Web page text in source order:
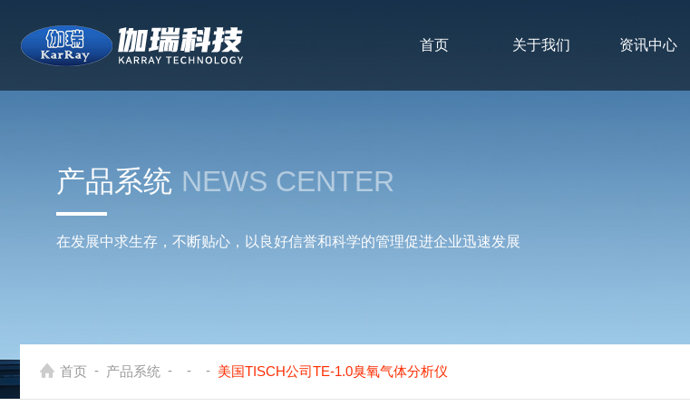
首页 关于我们 资讯中心
产品系统 NEWS CENTER
在发展中求生存，不断贴心，以良好信誉和科学的管理促进企业迅速发展
首页 - 产品系统 - - - 美国TISCH公司TE-1.0臭氧气体分析仪